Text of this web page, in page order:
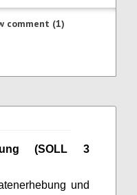
comment (1)
(SOLL 3
und